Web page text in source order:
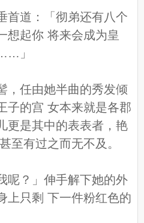
首道：「彻弟还有八个
想起你 将来会成为皇
」
，任由她半曲的秀发倾
子的宫 女本来就是各郡
更是其中的表表者，艳
至有过之而无不及。
呢？」伸手解下她的外
上只剩 下一件粉红色的